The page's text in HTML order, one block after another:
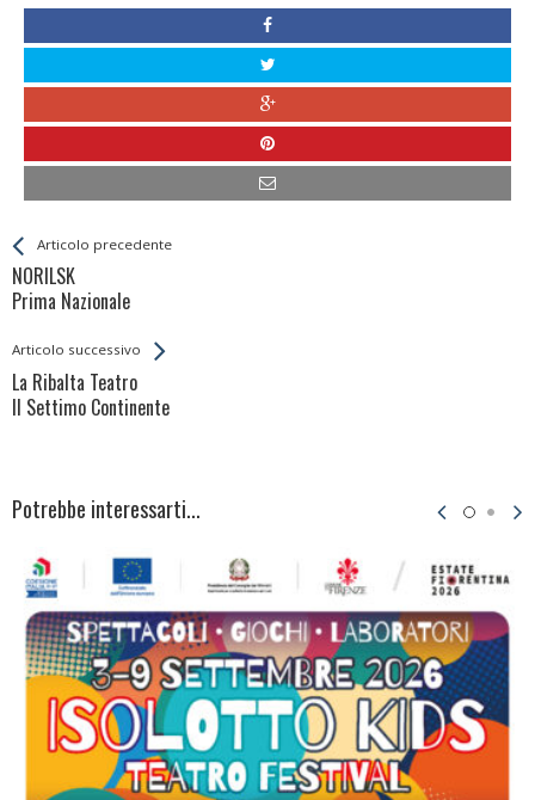
LeggiArticolo precedente
NORILSK
Prima Nazionale
Back
All
Entries
Articolo successivo
La Ribalta Teatro
Il Settimo Continente
Potrebbe interessarti...